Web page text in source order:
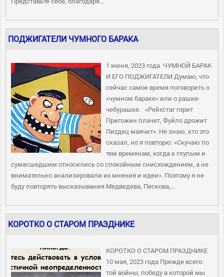
ПОДЖИГАТЕЛИ ЧУМНОГО БАРАКА
1 июня, 2023 года ЧУМНОЙ БАРАК
И ЕГО ПОДЖИГАТЕЛИ Думаю, что
сейчас самое время поговорить о
«чумном бараке» или о рашке-
чебурашке. «Рейхстаг горит
Пригожин плачет, Фуйло дрожит
Пиzдец маячит». Не знаю, кто это
сказал, но я повторю: «Скучаю по
тем временам, когда к глупым и
сумасшедшим относились со спокойным снисхождением, а не
внимательно анализировали их мнения и идеи». Поэтому я не
буду повторять высказывания Медведева, Пескова,...
КОРОТКО О СТАРОМ ПРАЗДНИКЕ
КОРОТКО О СТАРОМ ПРАЗДНИКЕ
10 мая, 2023 года Прежде всего:
той войны, победу в которой мы